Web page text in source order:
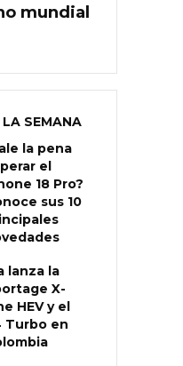
mundial
SEMANA
la pena
el
18 Pro?
sus 10
lanza la
X-
HEV y el
Turbo en